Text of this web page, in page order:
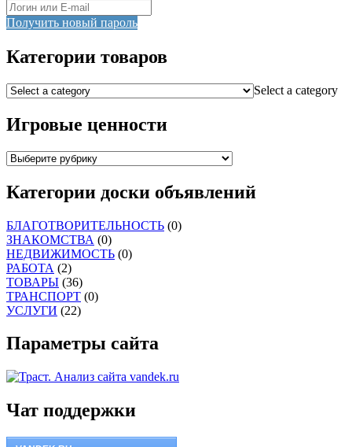
Получить новый пароль
Категории товаров
Select a category
Игровые ценности
Категории доски объявлений
БЛАГОТВОРИТЕЛЬНОСТЬ (0)
ЗНАКОМСТВА (0)
НЕДВИЖИМОСТЬ (0)
РАБОТА (2)
ТОВАРЫ (36)
ТРАНСПОРТ (0)
УСЛУГИ (22)
Параметры сайта
Чат поддержки